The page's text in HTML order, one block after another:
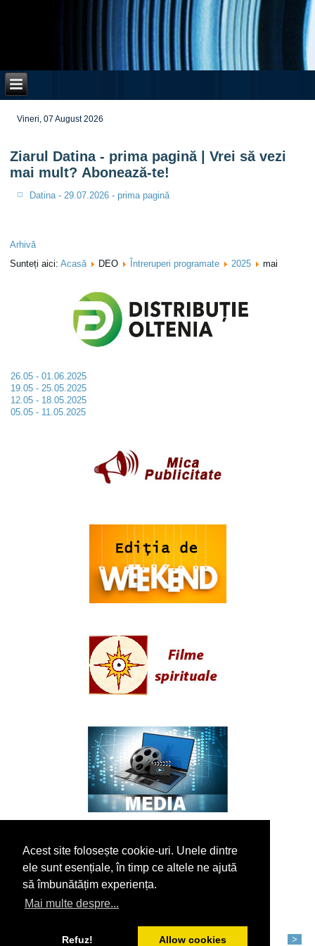
Acest site folosește cookie-uri. Unele dintre
ele sunt esențiale, în timp ce altele ne ajută
să îmbunătățim experiența.
Mai multe despre...
Refuz! Allow cookies
Vineri, 07 August 2026
Ziarul Datina - prima pagină | Vrei să vezi
mai mult? Abonează-te!
Datina - 29.07.2026 - prima pagină
Arhivă
Sunteți aici:Acasă DEO Întreruperi programate 2025 mai
26.05 - 01.06.2025
19.05 - 25.05.2025
12.05 - 18.05.2025
05.05 - 11.05.2025